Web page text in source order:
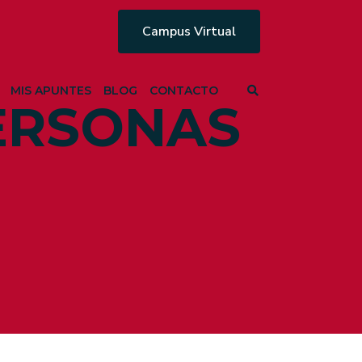
Campus Virtual
MIS APUNTES BLOG CONTACTO